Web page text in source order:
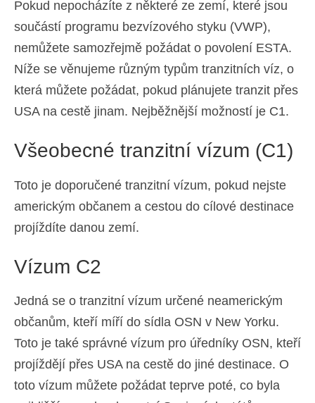
Pokud nepocházíte z některé ze zemí, které jsou
součástí programu bezvízového styku (VWP),
nemůžete samozřejmě požádat o povolení ESTA.
Níže se věnujeme různým typům tranzitních víz, o
která můžete požádat, pokud plánujete tranzit přes
USA na cestě jinam. Nejběžnější možností je C1.
Všeobecné tranzitní vízum (C1)
Toto je doporučené tranzitní vízum, pokud nejste
americkým občanem a cestou do cílové destinace
projíždíte danou zemí.
Vízum C2
Jedná se o tranzitní vízum určené neamerickým
občanům, kteří míří do sídla OSN v New Yorku.
Toto je také správné vízum pro úředníky OSN, kteří
projíždějí přes USA na cestě do jiné destinace. O
toto vízum můžete požádat teprve poté, co byla